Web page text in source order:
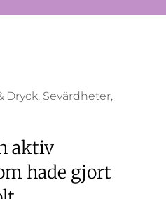
Dryck, Sevärdheter,
aktiv
hade gjort